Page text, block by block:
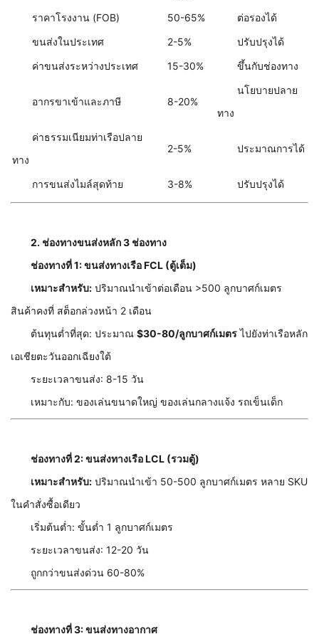
ราคาโรงงาน (FOB) 50-65%
ต่อรองได้
ขนส่งในประเทศ
2-5%
ปรับปรุงได้
ค่าขนส่งระหว่างประเทศ
15-30% ขึ้นกับช่องทาง
อากรขาเข้าและภาษี 8-20%
นโยบายปลาย
ทาง
ค่าธรรมเนียมท่าเรือปลาย
ทาง
2-5% ประมาณการได้
การขนส่งไมล์สุดท้าย 3-8% ปรับปรุงได้
2. ช่องทางขนส่งหลัก 3 ช่องทาง
ช่องทางที่ 1: ขนส่งทางเรือ FCL (ตู้เต็ม)
เหมาะสำหรับ: ปริมาณนำเข้าต่อเดือน >500 ลูกบาศก์เมตร
สินค้าคงที่ สต็อกล่วงหน้า 2 เดือน
ต้นทุนต่ำที่สุด: ประมาณ $30-80/ลูกบาศก์เมตรไปยังท่าเรือหลัก
เอเชียตะวันออกเฉียงใต้
ระยะเวลาขนส่ง: 8-15 วัน
เหมาะกับ: ของเล่นขนาดใหญ่ ของเล่นกลางแจ้ง รถเข็นเด็ก
ช่องทางที่ 2: ขนส่งทางเรือ LCL (รวมตู้)
เหมาะสำหรับ: ปริมาณนำเข้า 50-500 ลูกบาศก์เมตร หลาย SKU
ในคำสั่งซื้อเดียว
เริ่มต้นต่ำ: ขั้นต่ำ 1 ลูกบาศก์เมตร
ระยะเวลาขนส่ง: 12-20 วัน
ถูกกว่าขนส่งด่วน 60-80%
ช่องทางที่ 3: ขนส่งทางอากาศ